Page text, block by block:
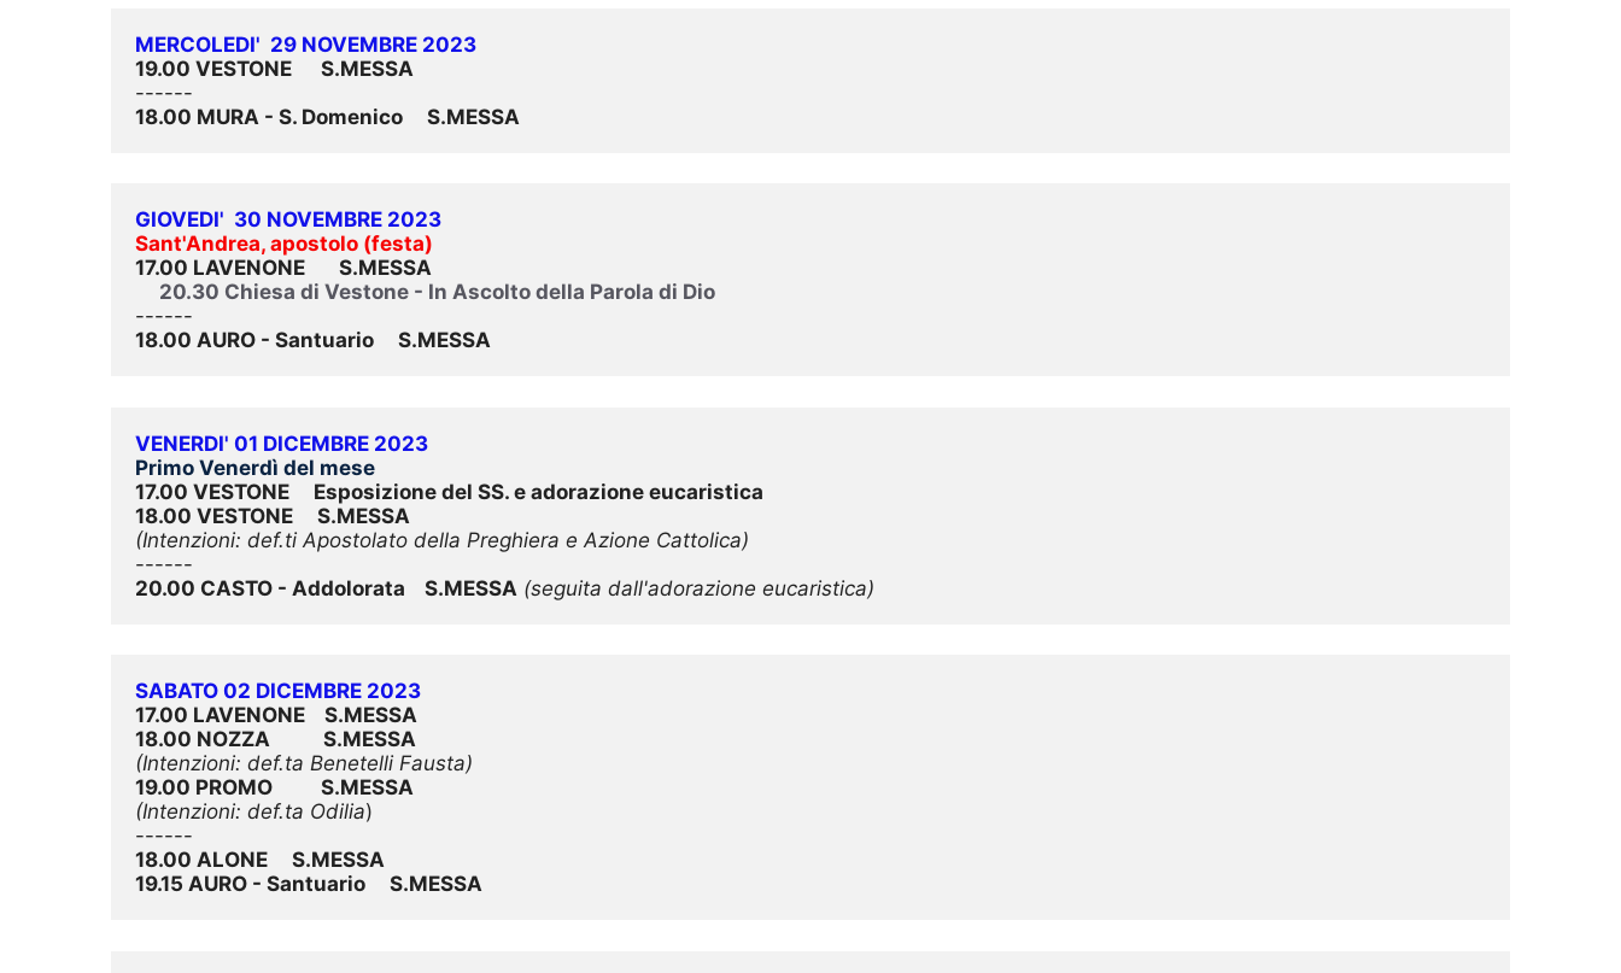
MERCOLEDI'  29 NOVEMBRE 2023
19.00 VESTONE      S.MESSA
18.00 MURA - S. Domenico     S.MESSA
GIOVEDI'  30 NOVEMBRE 2023
Sant'Andrea, apostolo (festa)
17.00 LAVENONE       S.MESSA
     20.30 Chiesa di Vestone - In Ascolto della Parola di Dio
18.00 AURO - Santuario     S.MESSA
VENERDI' 01 DICEMBRE 2023
Primo Venerdì del mese
17.00 VESTONE     Esposizione del SS. e adorazione eucaristica
18.00 VESTONE     S.MESSA
(Intenzioni: def.ti Apostolato della Preghiera e Azione Cattolica)
20.00 CASTO - Addolorata    S.MESSA (seguita dall'adorazione eucaristica)
SABATO 02 DICEMBRE 2023
17.00 LAVENONE    S.MESSA
18.00 NOZZA           S.MESSA
(Intenzioni: def.ta Benetelli Fausta)
19.00 PROMO          S.MESSA
(Intenzioni: def.ta Odilia)
18.00 ALONE     S.MESSA
19.15 AURO - Santuario     S.MESSA